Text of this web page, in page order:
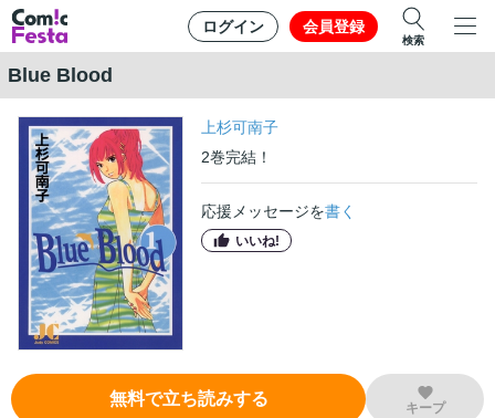
ログイン 会員登録
検索
Blue Blood
上杉可南子
2巻完結！
応援メッセージを書く
いいね!
無料で立ち読みする キープ